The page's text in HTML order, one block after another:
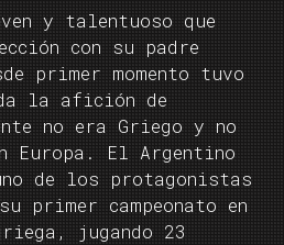
y talentuoso que
con su padre
primer momento tuvo
la afición de
no era Griego y no
Europa. El Argentino
de los protagonistas
primer campeonato en
jugando 23